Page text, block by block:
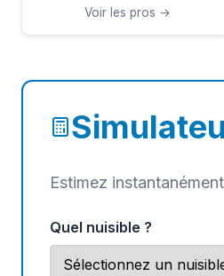
Voir les pros →
Estimez
Quel nuisible ?